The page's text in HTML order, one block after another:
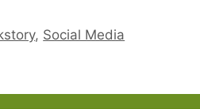
, Social Media